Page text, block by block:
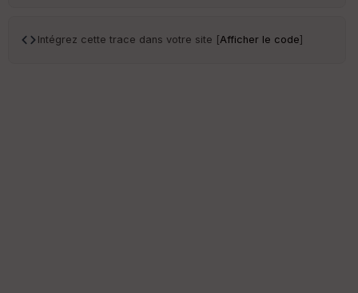
Intégrez cette trace dans votre site [Afficher le code]